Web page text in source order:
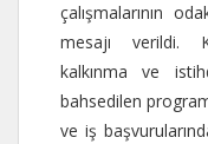
çalışmalarının
mesajı verildi.
kalkınma ve
bahsedilen
ve iş